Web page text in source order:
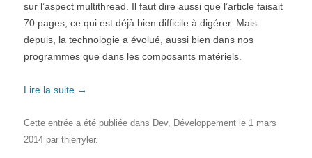
sur l’aspect multithread. Il faut dire aussi que l’article faisait
70 pages, ce qui est déjà bien difficile à digérer. Mais
depuis, la technologie a évolué, aussi bien dans nos
programmes que dans les composants matériels.
Lire la suite →
Cette entrée a été publiée dans Dev, Développement le 1 mars
2014 par thierryler.